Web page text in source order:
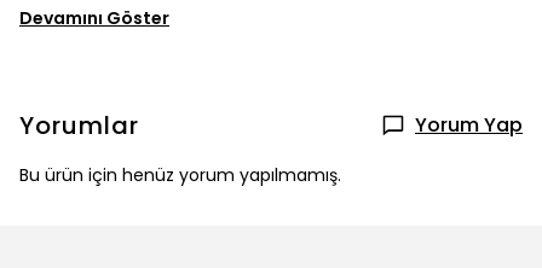
Devamını Göster
Yorumlar Yorum Yap
Bu ürün için henüz yorum yapılmamış.